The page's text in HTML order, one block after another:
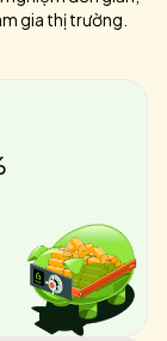
gia thị trường.